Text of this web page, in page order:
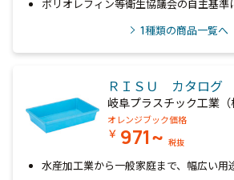
ポリオレフィン等衛生協議会の自主基準
1種類の商品一覧へ
ＲＩＳＵ カタログ
岐阜プラスチック工業（
オレンジブック価格
￥ 971~ 税抜
水産加工業から一般家庭まで、幅広い用